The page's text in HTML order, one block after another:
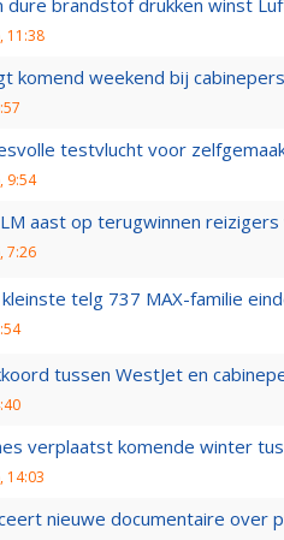
dure brandstof drukken winst
11:38
komend weekend bij
testvlucht voor
9:54
aast op terugwinnen reizigers
7:26
telg 737 MAX-familie
tussen WestJet en
verplaatst komende winter
14:03
nieuwe documentaire over